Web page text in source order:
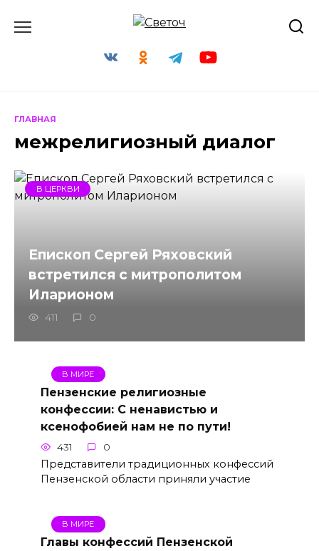
ГЛАВНАЯ
межрелигиозный диалог
В ЦЕРКВИ
Епископ Сергей Ряховский
встретился с митрополитом
Иларионом
411 0
В МИРЕ
Пензенские религиозные
конфессии: С ненавистью и
ксенофобией нам не по пути!
431 0
Представители традиционных конфессий
Пензенской области приняли участие
В МИРЕ
Главы конфессий Пензенской